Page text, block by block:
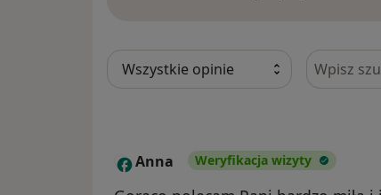
Szukaj w
A Anna Weryfikacja wizyty